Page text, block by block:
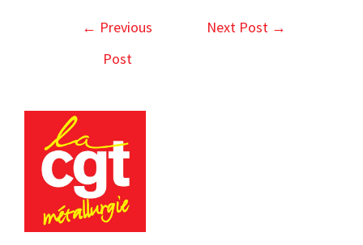
← Previous
Post
Next Post →